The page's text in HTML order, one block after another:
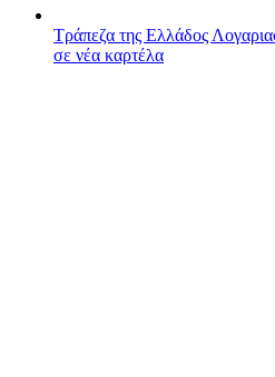
Τράπεζα της Ελλάδος
σε νέα καρτέλα